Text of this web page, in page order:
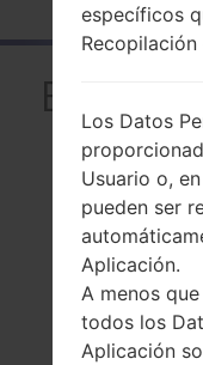
El
SM-
específicos
Los Datos
Usuario o,
pueden ser
Aplicación.
A menos
todos los
Aplicación